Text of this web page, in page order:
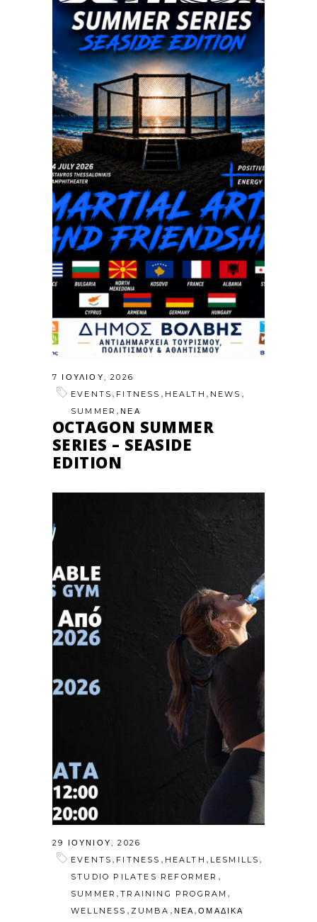
7 ΙΟΥΛΊΟΥ, 2026
EVENTS , FITNESS , HEALTH , NEWS ,
SUMMER ,ΝΕΑ
OCTAGON SUMMER
SERIES – SEASIDE
EDITION
29 ΙΟΥΝΊΟΥ, 2026
EVENTS , FITNESS , HEALTH , LESMILLS ,
STUDIO PILATES REFORMER ,
SUMMER ,TRAINING PROGRAM ,
WELLNESS , ZUMBA , ΝΕΑ,ΟΜΑΔΙΚΑ